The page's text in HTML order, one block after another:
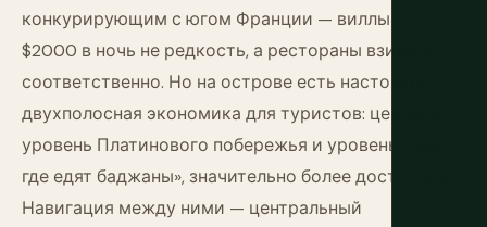
конкурирующим с югом Франции — виллы за
$2000 в ночь не редкость, а рестораны взимают
соответственно. Но на острове есть настоящая
двухполосная экономика для туристов: ценовой
уровень Платинового побережья и уровень «ешьте,
где едят баджаны», значительно более доступный.
Навигация между ними — центральный